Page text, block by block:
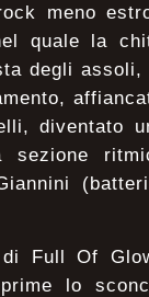
meno
quale la
degli assoli,
diventato
Full Of
lo